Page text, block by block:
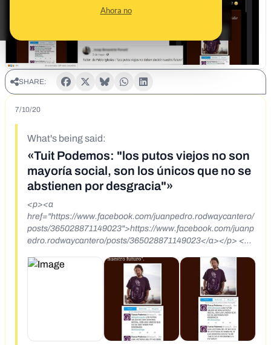
Ahora no
SHARE:
7/10/20
What's being said:
«Tuit Podemos: "los putos viejos no son
mayoría social, son los únicos que no se
abstienen por desgracia"»
<p><a
href="https://www.facebook.com/juanpedro.rodwaycantero/
posts/365028871149023">https://www.facebook.com/juanp
edro.rodwaycantero/posts/365028871149023</a></p> <p>
href="https://www.facebook.com/porespain/posts/16152322
5333531">https://www.facebook.com/porespain/posts/1615